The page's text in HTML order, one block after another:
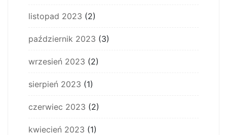
listopad 2023 (2)
październik 2023 (3)
wrzesień 2023 (2)
sierpień 2023 (1)
czerwiec 2023 (2)
kwiecień 2023 (1)